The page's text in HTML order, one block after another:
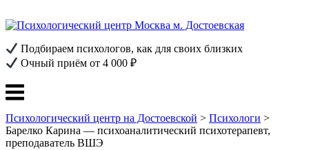
к
Подбираем психологов, как для своих близких
Очный приём от 4 000 ₽
Меню
Психологический центр на Достоевской > Психологи >
Барелко Карина — психоаналитический психотерапевт,
преподаватель ВШЭ